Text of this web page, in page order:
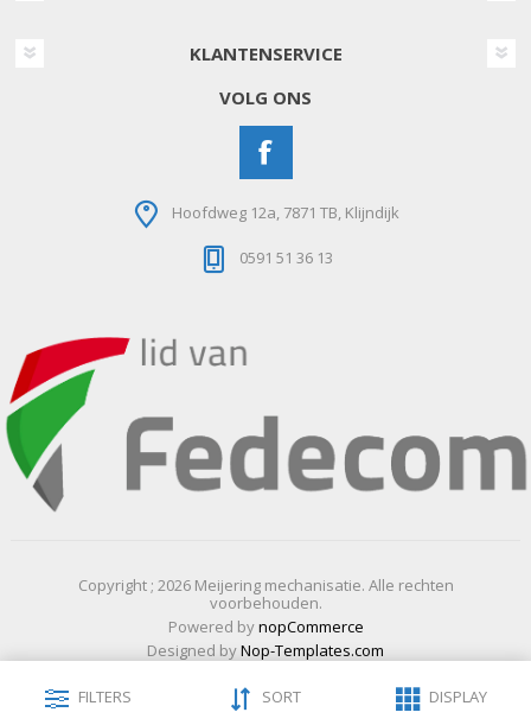
KLANTENSERVICE
VOLG ONS
Hoofdweg 12a, 7871 TB, Klijndijk
0591 51 36 13
Copyright ; 2026 Meijering mechanisatie. Alle rechten
voorbehouden.
Powered bynopCommerce
Designed byNop-Templates.com
FILTERS SORT DISPLAY